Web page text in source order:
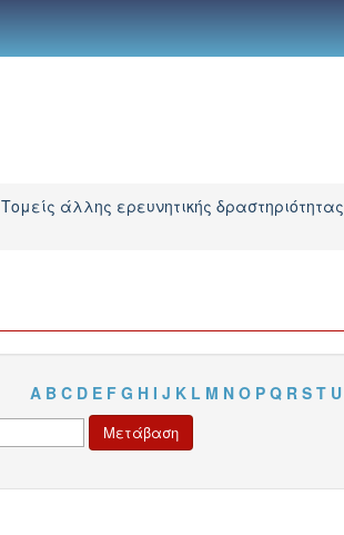
Τομείς άλλης ερευνητικής δραστηριότητας
A B C D E F G H I J K L M N O P Q R S T U